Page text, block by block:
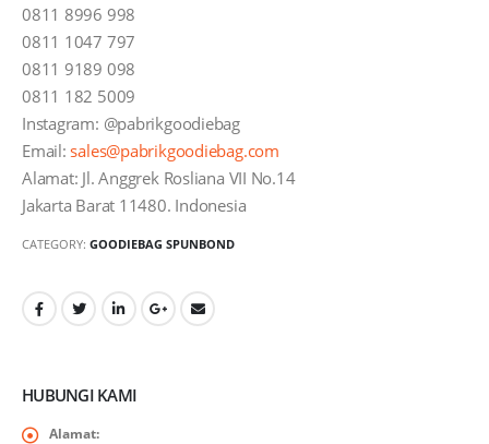
0811 8996 998
0811 1047 797
0811 9189 098
0811 182 5009
Instagram: @pabrikgoodiebag
Email: sales@pabrikgoodiebag.com
Alamat: Jl. Anggrek Rosliana VII No.14
Jakarta Barat 11480. Indonesia
CATEGORY: GOODIEBAG SPUNBOND
HUBUNGI KAMI
Alamat: